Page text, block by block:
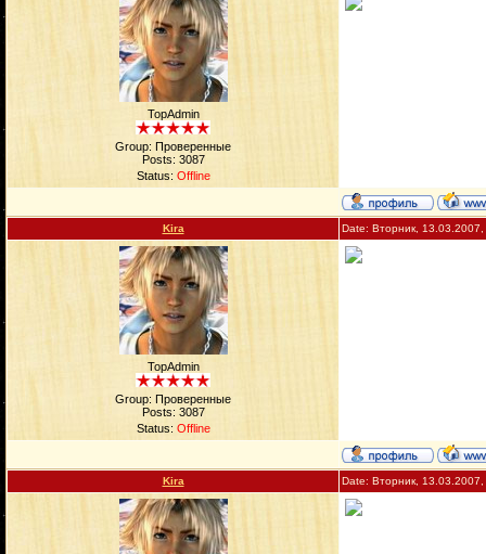
TopAdmin
Group: Проверенные
Posts: 3087
Status: Offline
Kira Date: Вторник,
TopAdmin
Group: Проверенные
Posts: 3087
Status: Offline
Kira Date: Вторник,